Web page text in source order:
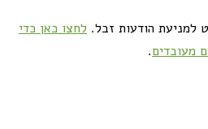
למניעת הודעות זבל. לחצו כאן כדי
מעובדים.